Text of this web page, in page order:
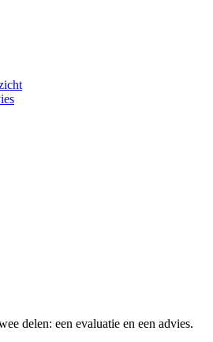
delen: een evaluatie en een advies.